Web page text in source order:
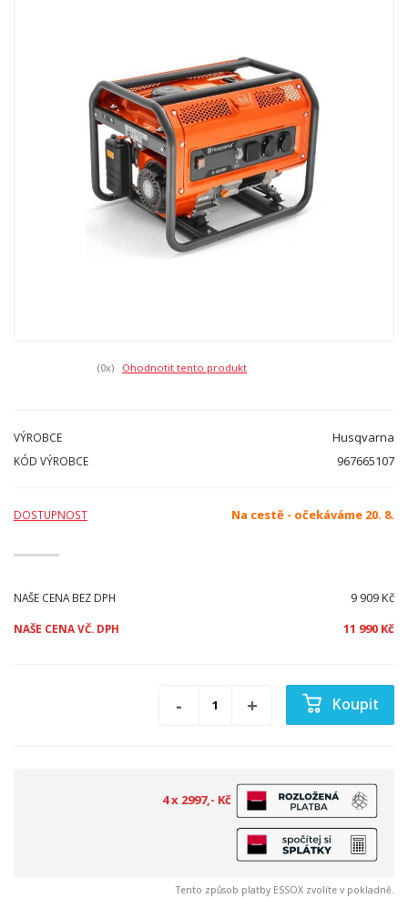
(0x) Ohodnotit tento produkt
VÝROBCE Husqvarna
KÓD VÝROBCE 967665107
DOSTUPNOST Na cestě - očekáváme 20. 8.
NAŠE CENA BEZ DPH 9 909 Kč
NAŠE CENA VČ. DPH 11 990 Kč
Koupit
4 x 2997,- Kč
Tento způsob platby ESSOX zvolíte v pokladně.